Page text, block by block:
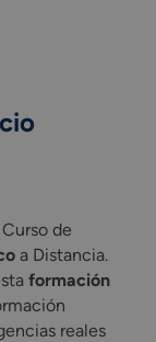
de
a Distancia.
formación
reales